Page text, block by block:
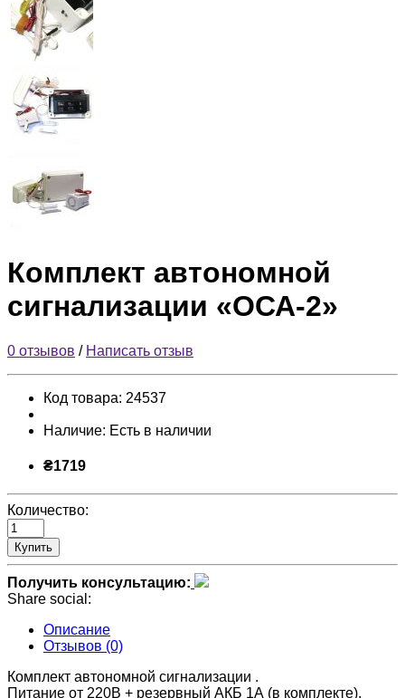
Комплект автономной
сигнализации «ОСА-2»
0 отзывов / Написать отзыв
Код товара: 24537
Наличие: Есть в наличии
₴1719
Количество:
Купить
Получить консультацию:
Share social:
Описание
Отзывов (0)
Комплект автономной сигнализации .
Питание от 220В + резервный АКБ 1А (в комплекте).